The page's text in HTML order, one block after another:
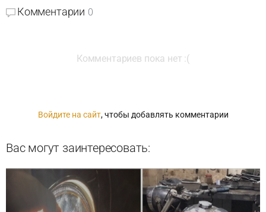
Комментарии 0
Комментариев пока нет :(
Войдите на сайт, чтобы добавлять комментарии
Вас могут заинтересовать: